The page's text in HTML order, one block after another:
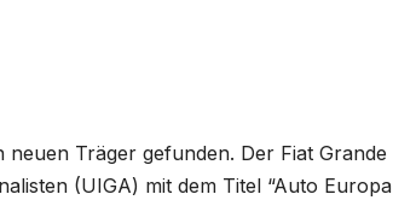
Träger gefunden. Der Fiat Grande
(UIGA) mit dem Titel “Auto Europa